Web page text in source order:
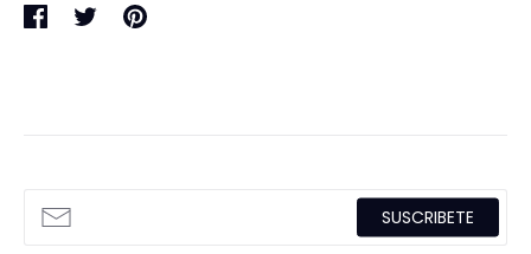
Compartir
TuitearPinear
SUSCRIBETE